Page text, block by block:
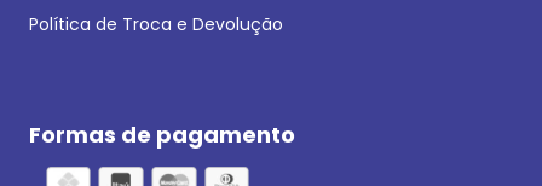
Política de Troca e Devolução
Formas de pagamento